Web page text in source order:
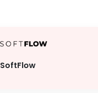
SoftFlow